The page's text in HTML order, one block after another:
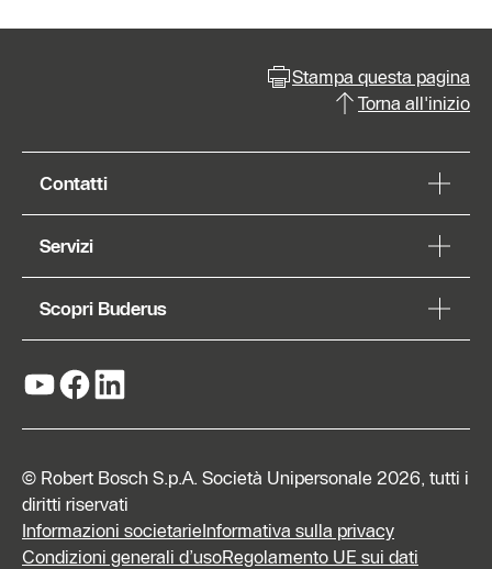
Stampa questa pagina
Torna all'inizio
Contatti
Servizi
Scopri Buderus
© Robert Bosch S.p.A. Società Unipersonale 2026, tutti i
diritti riservati
Informazioni societarieInformativa sulla privacy
Condizioni generali d’usoRegolamento UE sui dati